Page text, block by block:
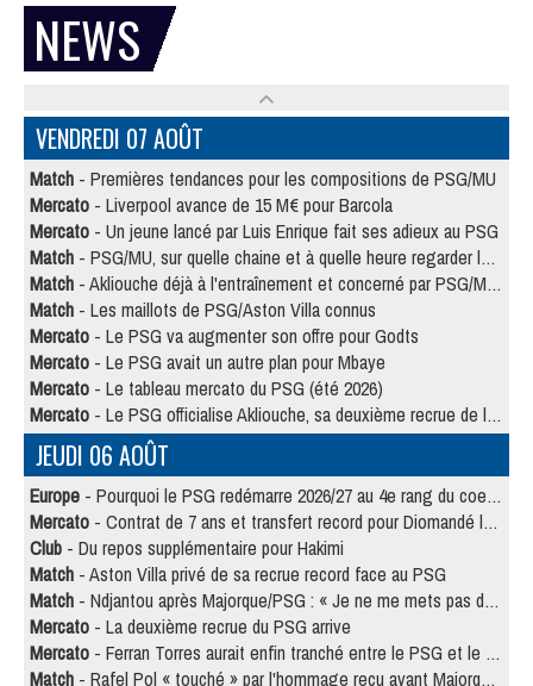
NEWS
VENDREDI 07 AOÛT
Match - Premières tendances pour les compositions de PSG/MU
Mercato - Liverpool avance de 15 M€ pour Barcola
Mercato - Un jeune lancé par Luis Enrique fait ses adieux au PSG
Match - PSG/MU, sur quelle chaine et à quelle heure regarder le match ?
Match - Akliouche déjà à l'entraînement et concerné par PSG/MU ?
Match - Les maillots de PSG/Aston Villa connus
Mercato - Le PSG va augmenter son offre pour Godts
Mercato - Le PSG avait un autre plan pour Mbaye
Mercato - Le tableau mercato du PSG (été 2026)
Mercato - Le PSG officialise Akliouche, sa deuxième recrue de l’été
JEUDI 06 AOÛT
Europe - Pourquoi le PSG redémarre 2026/27 au 4e rang du coefficient UEFA
Mercato - Contrat de 7 ans et transfert record pour Diomandé loin du PSG
Club - Du repos supplémentaire pour Hakimi
Match - Aston Villa privé de sa recrue record face au PSG
Match - Ndjantou après Majorque/PSG : « Je ne me mets pas de plafond »
Mercato - La deuxième recrue du PSG arrive
Mercato - Ferran Torres aurait enfin tranché entre le PSG et le Barça
Match - Rafel Pol « touché » par l'hommage reçu avant Majorque/PSG